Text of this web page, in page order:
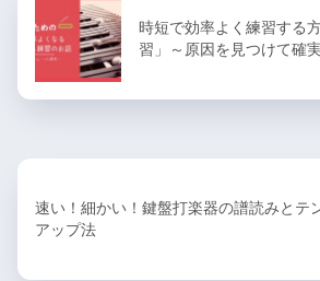
時短で効率よく練習する
習」～原因を見つけて確
速い！細かい！鍵盤打楽器の譜読みとテ
アップ法